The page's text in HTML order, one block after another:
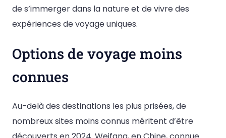
de s’immerger dans la nature et de vivre des
expériences de voyage uniques.
Options de voyage moins
connues
Au-delà des destinations les plus prisées, de
nombreux sites moins connus méritent d’être